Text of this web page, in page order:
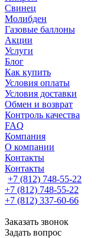
Свинец
Молибден
Газовые баллоны
Акции
Услуги
Блог
Как купить
Условия оплаты
Условия доставки
Обмен и возврат
Контроль качества
FAQ
Компания
О компании
Контакты
Контакты
+7 (812) 748-55-22
+7 (812) 748-55-22
+7 (812) 337-60-66
Заказать звонок
Задать вопрос